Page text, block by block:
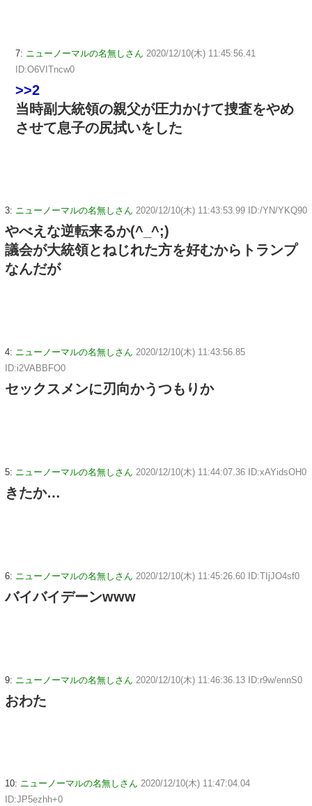
7: ニューノーマルの名無しさん 2020/12/10(木) 11:45:56.41
ID:O6VITncw0
>>2
当時副大統領の親父が圧力かけて捜査をやめ
させて息子の尻拭いをした
3: ニューノーマルの名無しさん 2020/12/10(木) 11:43:53.99 ID:/YN/YKQ90
やべえな逆転来るか(^_^;)
議会が大統領とねじれた方を好むからトランプ
なんだが
4: ニューノーマルの名無しさん 2020/12/10(木) 11:43:56.85
ID:i2VABBFO0
セックスメンに刃向かうつもりか
5: ニューノーマルの名無しさん 2020/12/10(木) 11:44:07.36 ID:xAYidsOH0
きたか…
6: ニューノーマルの名無しさん 2020/12/10(木) 11:45:26.60 ID:TIjJO4sf0
バイバイデーンwww
9: ニューノーマルの名無しさん 2020/12/10(木) 11:46:36.13 ID:r9w/ennS0
おわた
10: ニューノーマルの名無しさん 2020/12/10(木) 11:47:04.04
ID:JP5ezhh+0